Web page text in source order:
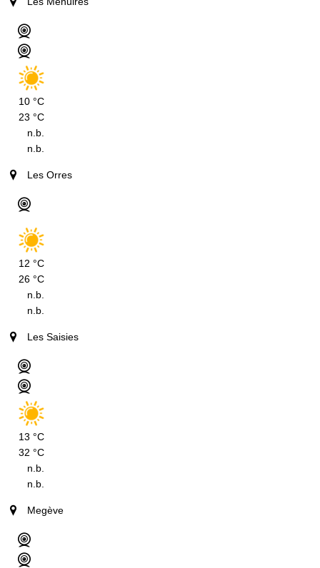
10 °C
23 °C
n.b.
n.b.
Les Orres
12 °C
26 °C
n.b.
n.b.
Les Saisies
13 °C
32 °C
n.b.
n.b.
Megève